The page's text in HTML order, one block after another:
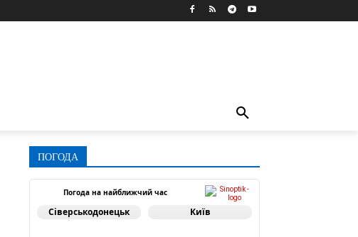
ПОГОДА
Погода на найближчий час
Сіверськодонецьк Київ